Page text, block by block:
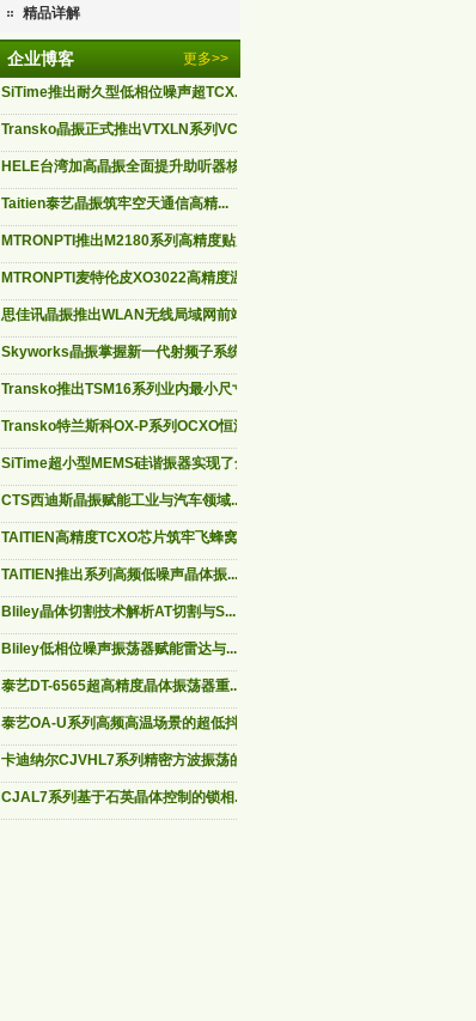
精品详解
企业博客
更多>>
SiTime推出耐久型低相位噪声超TCX...
Transko晶振正式推出VTXLN系列VCT...
HELE台湾加高晶振全面提升助听器核...
Taitien泰艺晶振筑牢空天通信高精...
MTRONPTI推出M2180系列高精度贴片...
MTRONPTI麦特伦皮XO3022高精度温补...
思佳讯晶振推出WLAN无线局域网前端...
Skyworks晶振掌握新一代射频子系统...
Transko推出TSM16系列业内最小尺寸...
Transko特兰斯科OX-P系列OCXO恒温...
SiTime超小型MEMS硅谐振器实现了全...
CTS西迪斯晶振赋能工业与汽车领域...
TAITIEN高精度TCXO芯片筑牢飞蜂窝...
TAITIEN推出系列高频低噪声晶体振...
Bliley晶体切割技术解析AT切割与S...
Bliley低相位噪声振荡器赋能雷达与...
泰艺DT-6565超高精度晶体振荡器重...
泰艺OA-U系列高频高温场景的超低抖...
卡迪纳尔CJVHL7系列精密方波振荡的...
CJAL7系列基于石英晶体控制的锁相...